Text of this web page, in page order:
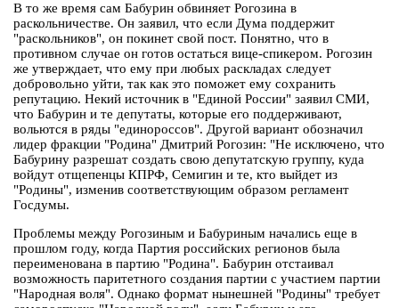
В то же время сам Бабурин обвиняет Рогозина в
раскольничестве. Он заявил, что если Дума поддержит
"раскольников", он покинет свой пост. Понятно, что в
противном случае он готов остаться вице-спикером. Рогозин
же утверждает, что ему при любых раскладах следует
добровольно уйти, так как это поможет ему сохранить
репутацию. Некий источник в "Единой России" заявил СМИ,
что Бабурин и те депутаты, которые его поддерживают,
вольются в ряды "единороссов". Другой вариант обозначил
лидер фракции "Родина" Дмитрий Рогозин: "Не исключено, что
Бабурину разрешат создать свою депутатскую группу, куда
войдут отщепенцы КПРФ, Семигин и те, кто выйдет из
"Родины", изменив соответствующим образом регламент
Госдумы.
Проблемы между Рогозиным и Бабуриным начались еще в
прошлом году, когда Партия российских регионов была
переименована в партию "Родина". Бабурин отстаивал
возможность паритетного создания партии с участием партии
"Народная воля". Однако формат нынешней "Родины" требует